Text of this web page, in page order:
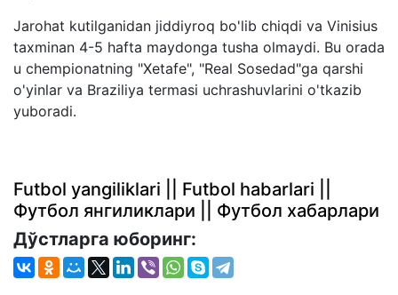
Jarohat kutilganidan jiddiyroq bo'lib chiqdi va Vinisius
taxminan 4-5 hafta maydonga tusha olmaydi. Bu orada
u chempionatning "Xetafe", "Real Sosedad"ga qarshi
o'yinlar va Braziliya termasi uchrashuvlarini o'tkazib
yuboradi.
Futbol yangiliklari || Futbol habarlari ||
Футбол янгиликлари || Футбол хабарлари
Дўстларга юборинг: